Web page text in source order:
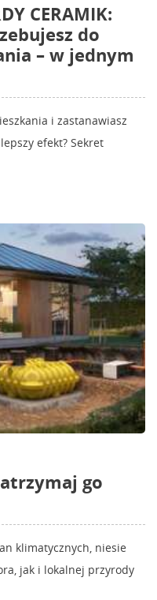
CERAMIK:
do
– w jednym
i zastanawiasz
efekt? Sekret
go
klimatycznych, niesie
jak i lokalnej przyrody